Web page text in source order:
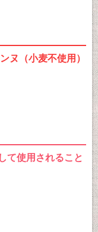
ヌ（小麦不使用）
て使用されること